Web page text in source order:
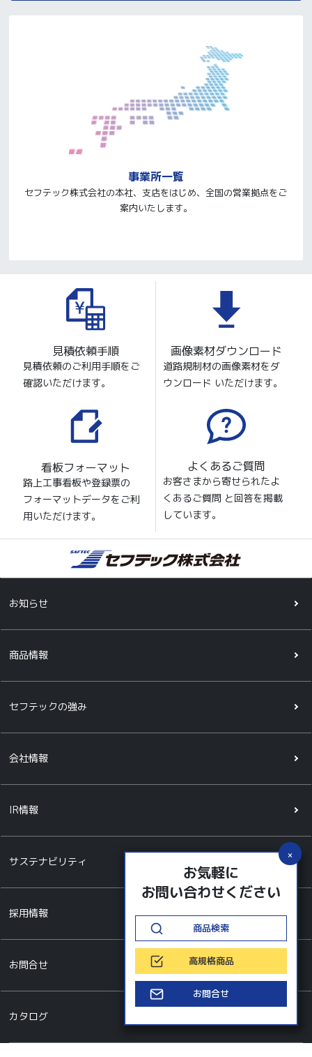
事業所一覧
セフテック株式会社の本社、支店をはじめ、全国の営業拠点をご
案内いたします。
見積依頼手順
見積依頼のご利用手順をご
確認いただけます。
画像素材ダウンロード
道路規制材の画像素材をダ
ウンロード いただけます。
看板フォーマット
路上工事看板や登録票の
フォーマットデータをご利
用いただけます。
よくあるご質問
お客さまから寄せられたよ
くあるご質問 と回答を掲載
しています。
お知らせ
商品情報
セフテックの強み
会社情報
IR情報
サステナビリティ
採用情報
お問合せ
カタログ
お気軽に
お問い合わせください
商品検索
高規格商品
お問合せ